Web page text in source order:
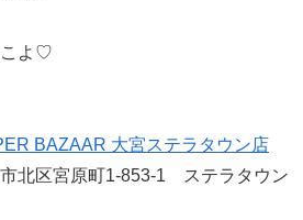
こよ♡
BAZAAR 大宮ステラタウン店
北区宮原町1-853-1 ステラタウン